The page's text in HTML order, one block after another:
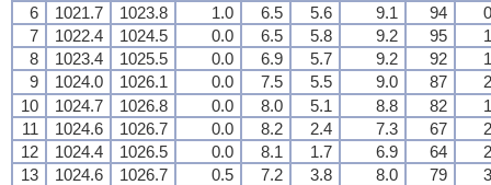
6
1021.7 1023.8 1.0 6.5 5.6 9.1 94
7
1022.4 1024.5 0.0 6.5 5.8 9.2 95
8
1023.4 1025.5 0.0 6.9 5.7 9.2 92
9
1024.0 1026.1 0.0 7.5 5.5 9.0 87
10
1024.7 1026.8 0.0 8.0 5.1 8.8 82
11
1024.6 1026.7 0.0 8.2 2.4 7.3 67
12
1024.4 1026.5 0.0 8.1 1.7 6.9 64
13
1024.6 1026.7 0.5 7.2 3.8 8.0 79